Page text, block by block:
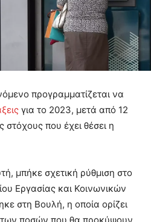
προγραμματίζεται να
για το 2023, μετά από 12
που έχει θέσει η
μπήκε σχετική ρύθμιση στο
Εργασίας και Κοινωνικών
στη Βουλή, η οποία ορίζει